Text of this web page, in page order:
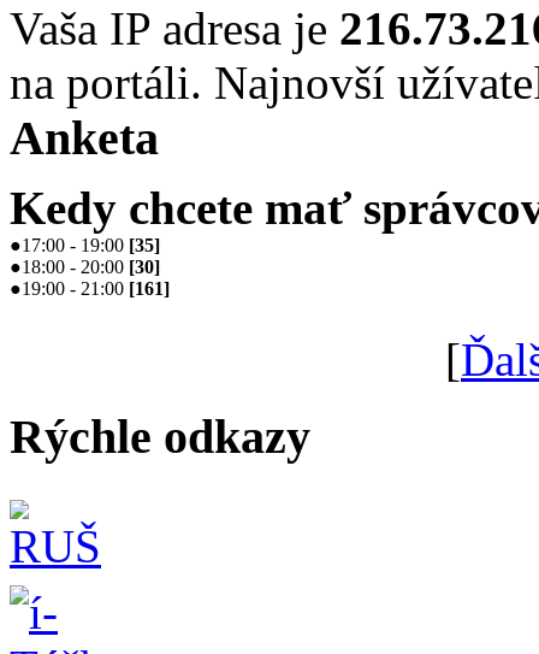
Vaša IP adresa je
na portáli. Najnovší
Anketa
Kedy chcete mať
●17:00 - 19:00 [35]
●18:00 - 20:00 [30]
●19:00 - 21:00 [161]
[
Rýchle odkazy